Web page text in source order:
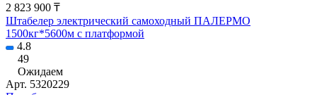
2 823 900 ₸
Штабелер электрический самоходный ПАЛЕРМО
1500кг*5600м с платформой
4.8
49
Ожидаем
Арт. 5320229